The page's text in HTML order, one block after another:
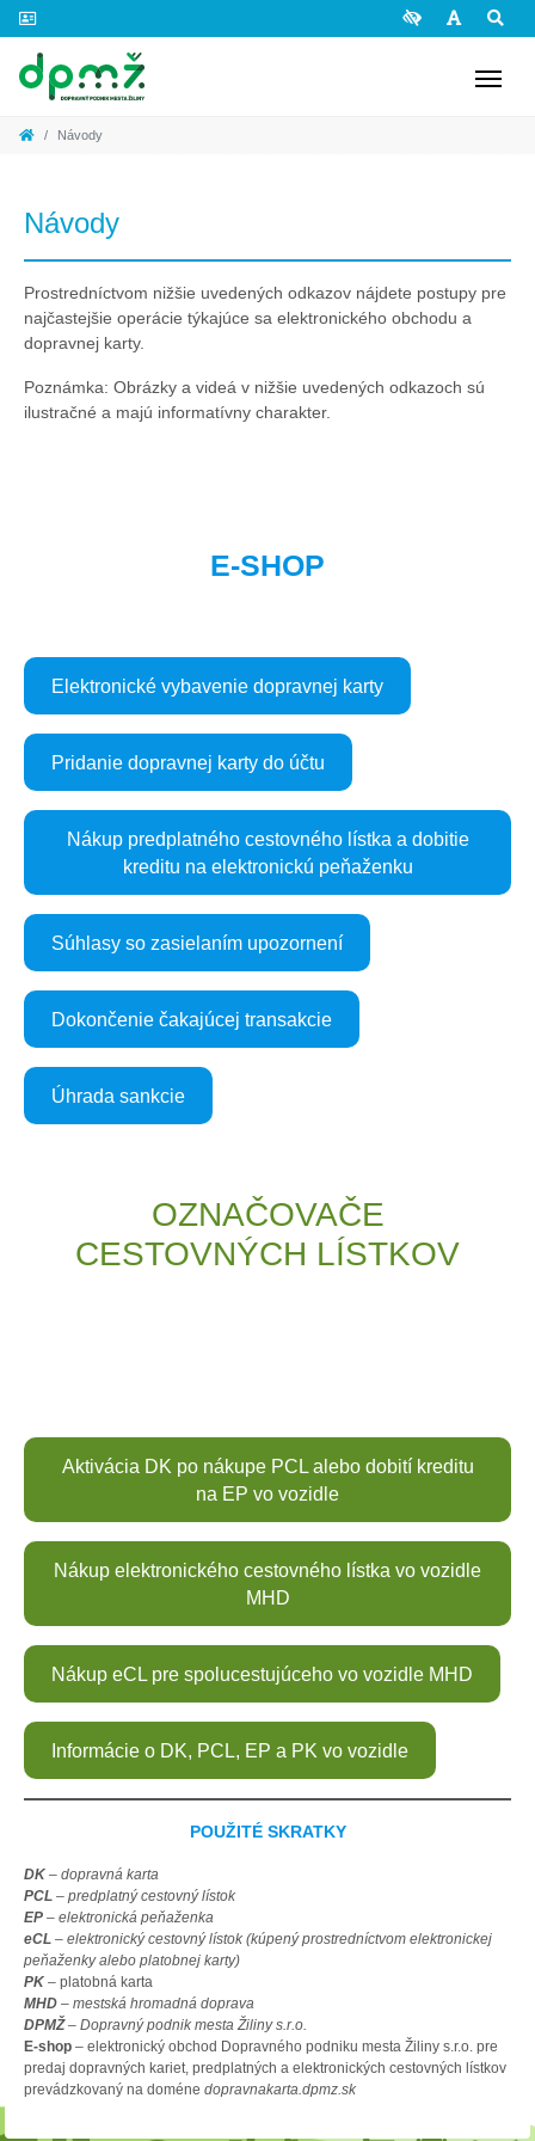
Preskočiť na obsah
Návody
Návody
Prostredníctvom nižšie uvedených odkazov nájdete postupy pre
najčastejšie operácie týkajúce sa elektronického obchodu a
dopravnej karty.
Poznámka: Obrázky a videá v nižšie uvedených odkazoch sú
ilustračné a majú informatívny charakter.
E-SHOP
Elektronické vybavenie dopravnej karty
Pridanie dopravnej karty do účtu
Nákup predplatného cestovného lístka a dobitie
kreditu na elektronickú peňaženku
Súhlasy so zasielaním upozornení
Dokončenie čakajúcej transakcie
Úhrada sankcie
OZNAČOVAČE
CESTOVNÝCH LÍSTKOV
Aktivácia DK po nákupe PCL alebo dobití kreditu
na EP vo vozidle
Nákup elektronického cestovného lístka vo vozidle
MHD
Nákup eCL pre spolucestujúceho vo vozidle MHD
Informácie o DK, PCL, EP a PK vo vozidle
POUŽITÉ SKRATKY
DK – dopravná karta
PCL – predplatný cestovný lístok
EP – elektronická peňaženka
eCL – elektronický cestovný lístok (kúpený prostredníctvom elektronickej
peňaženky alebo platobnej karty)
PK – platobná karta
MHD – mestská hromadná doprava
DPMŽ– Dopravný podnik mesta Žiliny s.r.o.
E-shop – elektronický obchod Dopravného podniku mesta Žiliny s.r.o. pre
predaj dopravných kariet, predplatných a elektronických cestovných lístkov
prevádzkovaný na doméne dopravnakarta.dpmz.sk